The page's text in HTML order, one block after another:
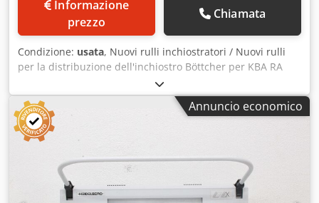
prezzo
Chiamata
Condizione: usata, Nuovi rulli inchiostratori / Nuovi rulli
per la distribuzione dell'inchiostro Böttcher per KBA RA
105 Nuovi rulli inchiostratori / Nuovi rulli per la
distribuzione dell'inchiostro Produttore / Manufacturer:
Böttcher Böttcher KBA RA 105, rullo 0905480 B 1902
Böttcher KBA RA 105, rullo 0905495 B 1903 Böttcher KBA
RA 105, rullo 0905473 B 1703 Böttcher KBA RA 105, rullo
0905472 B 1702 Böttcher KBA RA 105, rullo 0905476 B 1511
Credpfx Ajzk Ei Ajgdjf Böttcher KBA RA 105, rullo 0905476 B
1601 Böttcher KBA RA 105, rullo 0905476 B 1606 Böttcher
Annuncio economico